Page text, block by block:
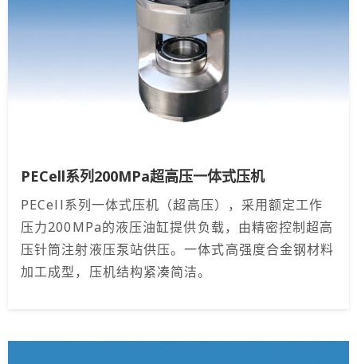
PECell系列200MPa超高压一体式压机
PECell系列一体式压机（超高压），采用额定工作
压力200MPa的液压油缸提供负载，由精密控制超高
压针筒注射液压泵站供压。一体式高强度合金钢材料
加工成型，压机结构紧凑简洁。